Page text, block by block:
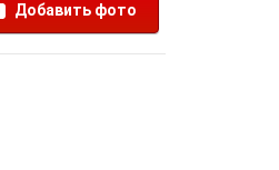
Добавить фото